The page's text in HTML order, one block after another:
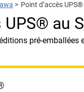
> Point d’accès
UPS® au
pré-emballées